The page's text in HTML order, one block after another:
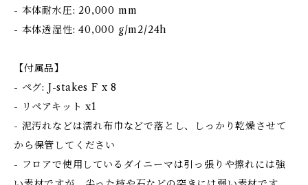
- 本体耐水圧: 20,000 mm
- 本体透湿性: 40,000 g/m2/24h
【付属品】
- ペグ: J-stakes F x 8
- リペアキット x1
- 泥汚れなどは濡れ布巾などで落とし、しっかり乾燥させて
から保管してください
- フロアで使用しているダイニーマは引っ張りや擦れには強